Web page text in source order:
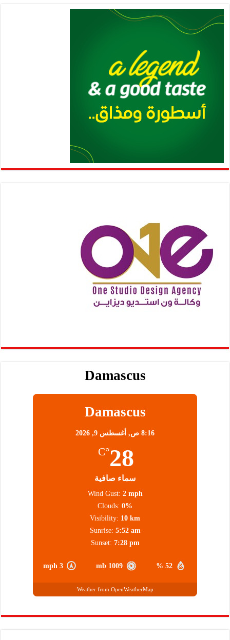
Damascus
Damascus
8:16 ص, أغسطس 9, 2026
28
°C
سماء صافية
52 %
1009 mb
3 mph
Wind Gust: 2 mph
Clouds: 0%
Visibility: 10 km
Sunrise: 5:52 am
Sunset: 7:28 pm
Weather from OpenWeatherMap